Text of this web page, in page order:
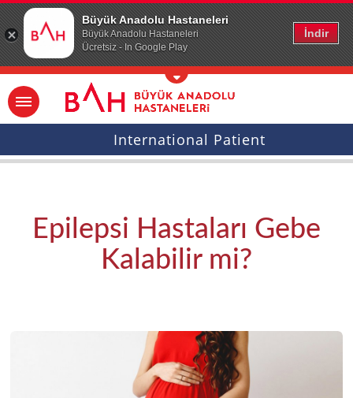
Büyük Anadolu Hastaneleri
Büyük Anadolu Hastaneleri
Ücretsiz - In Google Play
İndir
Ana icerige atla
International Patient
Epilepsi Hastaları Gebe
Kalabilir mi?